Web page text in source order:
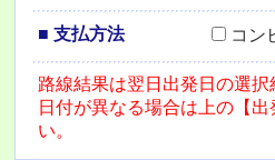
■ 支払方法 コン
路線結果は翌日出発日の選択
日付が異なる場合は上の【
い。